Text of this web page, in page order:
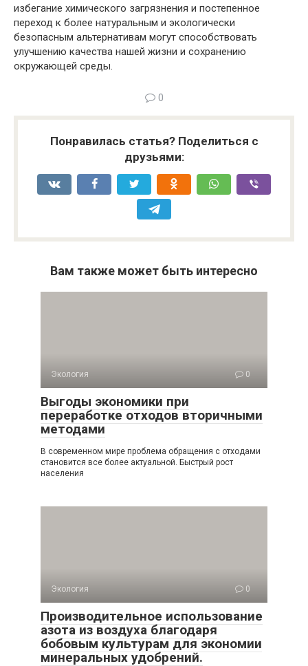
избегание химического загрязнения и постепенное
переход к более натуральным и экологически
безопасным альтернативам могут способствовать
улучшению качества нашей жизни и сохранению
окружающей среды.
0
Понравилась статья? Поделиться с
друзьями:
Вам также может быть интересно
Экология 0
Выгоды экономики при
переработке отходов вторичными
методами
В современном мире проблема обращения с отходами
становится все более актуальной. Быстрый рост
населения
Экология 0
Производительное использование
азота из воздуха благодаря
бобовым культурам для экономии
минеральных удобрений.